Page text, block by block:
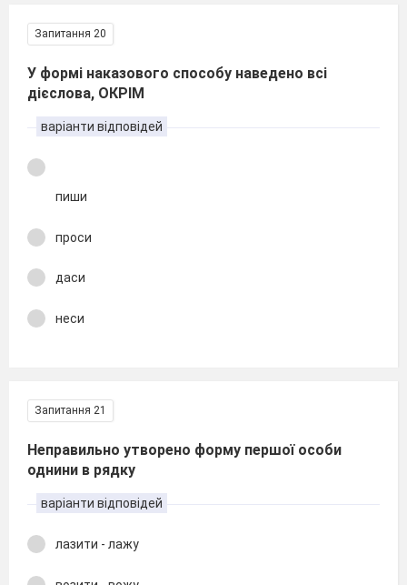
Запитання 20
У формі наказового способу наведено всі
дієслова, ОКРІМ
варіанти відповідей
пиши
проси
даси
неси
Запитання 21
Неправильно утворено форму першої особи
однини в рядку
варіанти відповідей
лазити - лажу